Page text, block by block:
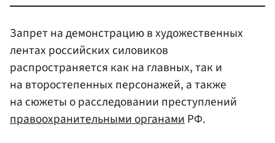
Запрет на демонстрацию в художественных
лентах российских силовиков
распространяется как на главных, так и
на второстепенных персонажей, а также
на сюжеты о расследовании преступлений
правоохранительными органами РФ.